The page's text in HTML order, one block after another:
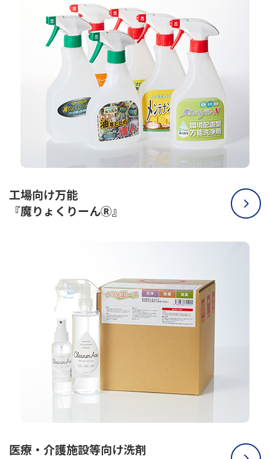
工場向け万能
『魔りょくりーんⓇ』
医療・介護施設等向け洗剤